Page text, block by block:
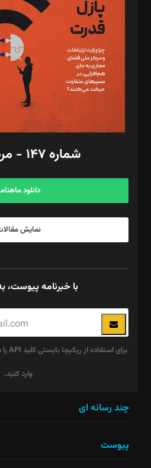
مصطفی مسجدی آرانی، ابوالفضل رجبی،
رستمی،مصطفی باستان
ویرایش: نگار استاد‌‌آقا
طراح یونیفرم: مجید توکلی
فیلمبرداری و عکاسی: امیر شفیعی، مانی
گرافیک و صفحه‌آرایی: سید‌سبحان‌علی ثابت
مد‌یر توسعه تجاری: کامبیز برید‌
امور مالی: شاپور رهبری، محمد‌ کاظمی‌نیا
آگهی و مشترکین: ۰۹۱۹۹۹۹۰۴۵۴
شماره ۱۴۷ - مرداد ۱۴۰۵
دانلود
نمایش
با خبرنامه پیوست،
وارد کنید.
نباید
چند رسانه ای
پیوست